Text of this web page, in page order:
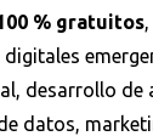
% gratuitos
digitales
desarrollo de
datos,